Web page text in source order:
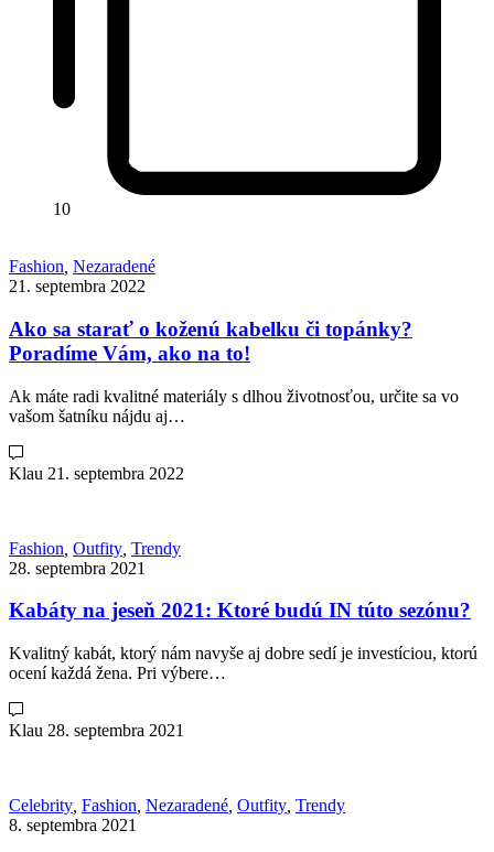
10
Fashion Nezaradené
21. septembra 2022
Ako sa starať o koženú kabelku či topánky?
Poradíme Vám, ako na to!
Ak máte radi kvalitné materiály s dlhou životnosťou, určite sa vo
vašom šatníku nájdu aj…
Klau 21. septembra 2022
Fashion Outfity Trendy
28. septembra 2021
Kabáty na jeseň 2021: Ktoré budú IN túto sezónu?
Kvalitný kabát, ktorý nám navyše aj dobre sedí je investíciou, ktorú
ocení každá žena. Pri výbere…
Klau 28. septembra 2021
Celebrity Fashion Nezaradené Outfity Trendy
8. septembra 2021